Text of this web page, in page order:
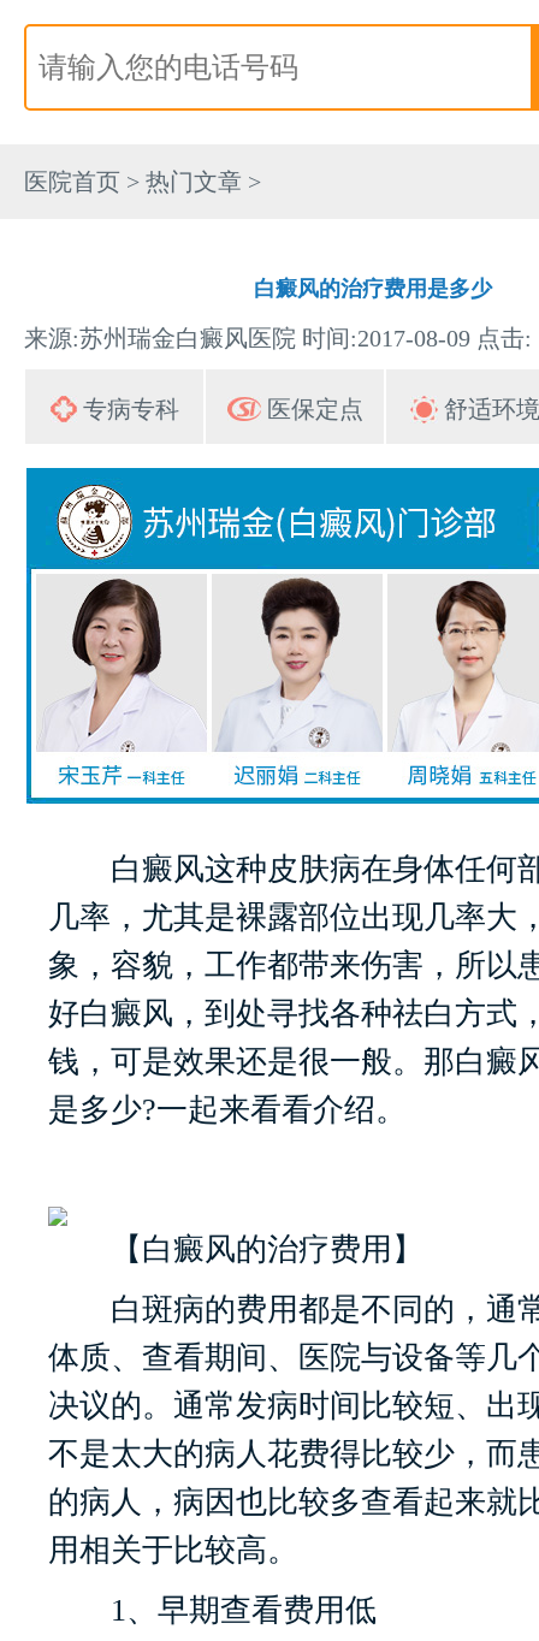
医院首页 > 热门文章 >
白癜风的治疗费用是多少
来源:苏州瑞金白癜风医院 时间:2017-08-09 点击:
专病专科 医保定点 舒适环境
白癜风这种皮肤病在身体任何
几率，尤其是裸露部位出现几率大
象，容貌，工作都带来伤害，所以
好白癜风，到处寻找各种祛白方式
钱，可是效果还是很一般。那白癜
是多少?一起来看看介绍。
【白癜风的治疗费用】
白斑病的费用都是不同的，通
体质、查看期间、医院与设备等几
决议的。通常发病时间比较短、出
不是太大的病人花费得比较少，而
的病人，病因也比较多查看起来就
用相关于比较高。
1、早期查看费用低